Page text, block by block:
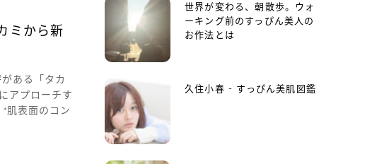
ミから新
ある「タカ
アプローチす
肌表面のコン
世界が変わる、朝散歩。ウォ
ーキング前のすっぴん美人の
お作法とは
久住小春 - すっぴん美肌図鑑